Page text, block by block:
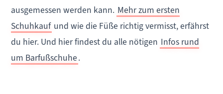
ausgemessen werden kann. Mehr zum ersten
Schuhkauf und wie die Füße richtig vermisst, erfährst
du hier. Und hier findest du alle nötigen Infos rund
um Barfußschuhe.